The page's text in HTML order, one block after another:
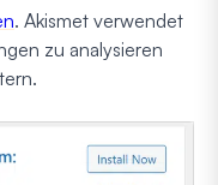
. Akismet verwendet
zu analysieren